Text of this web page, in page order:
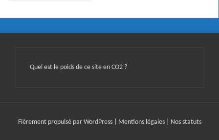
Quel est le poids de ce site en CO2 ?
Fièrement propulsé par WordPress Mentions légales Nos statuts